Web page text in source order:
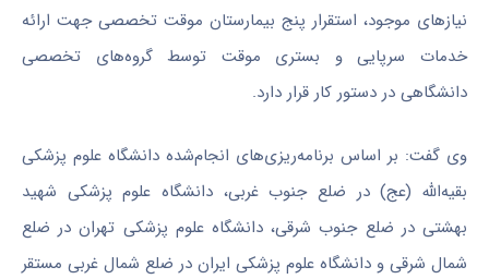
نیازهای موجود، استقرار پنج بیمارستان‌ موقت تخصصی جهت ارائه
خدمات سرپایی و بستری موقت توسط گروه‌های تخصصی
دانشگاهی در دستور کار قرار دارد.
وی گفت: بر اساس برنامه‌ریزی‌های انجام‌شده دانشگاه علوم پزشکی
بقیه‌الله (عج) در ضلع جنوب غربی، دانشگاه علوم پزشکی شهید
بهشتی در ضلع جنوب شرقی، دانشگاه علوم پزشکی تهران در ضلع
شمال شرقی و دانشگاه علوم پزشکی ایران در ضلع شمال غربی مستقر